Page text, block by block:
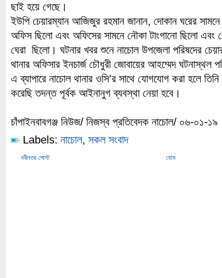
ছাই হয়ে গেছে।
ইউপি চেয়ারম্যান আজিজুর রহমান জানান, দোকান ঘরের সামনে
অফিস ছিলো এবং অফিসের সামনে নৌকা টাংগানো ছিলো এবং
ঘেরা ছিলো। ঘটনার খবর শুনে নাচোল উপজেলা পরিষদের
থানার অফিসার ইনচার্জ চৌধুরী জোবায়ের আহম্মেদ ঘটনাস্থল
এ ব্যাপারে নাচোল থানার ওসি’র সাথে যোগযোগ করা হলে
করেছি তদন্ত পূর্বক আইনানুগ ব্যবস্থা নেয়া হবে।
চাঁপাইনবাবগঞ্জ নিউজ/ নিজস্ব প্রতিবেদক নাচোল/ ০৬-০১-১৯
Labels: নাচোল, সকল সংবাদ
নবীনতর পোস্ট হোম